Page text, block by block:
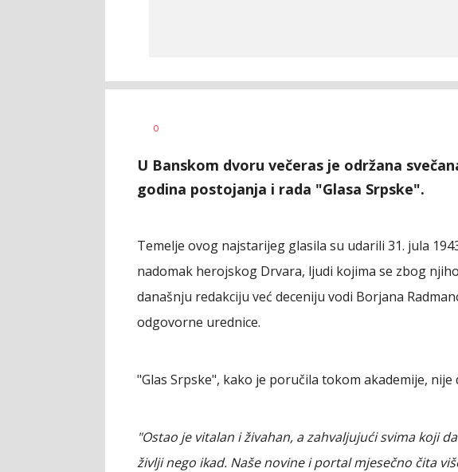
AUTOR
0
U Banskom dvoru večeras je održana
godina postojanja i rada "Glasa Srpske".
Temelje ovog najstarijeg glasila su udarili 31. jula
nadomak herojskog Drvara, ljudi kojima se zbog
današnju redakciju već deceniju vodi Borjana
odgovorne urednice.
"Glas Srpske", kako je poručila tokom akademije,
"Ostao je vitalan i živahan, a zahvaljujući svima koji
življi nego ikad. Naše novine i portal mjesečno čita